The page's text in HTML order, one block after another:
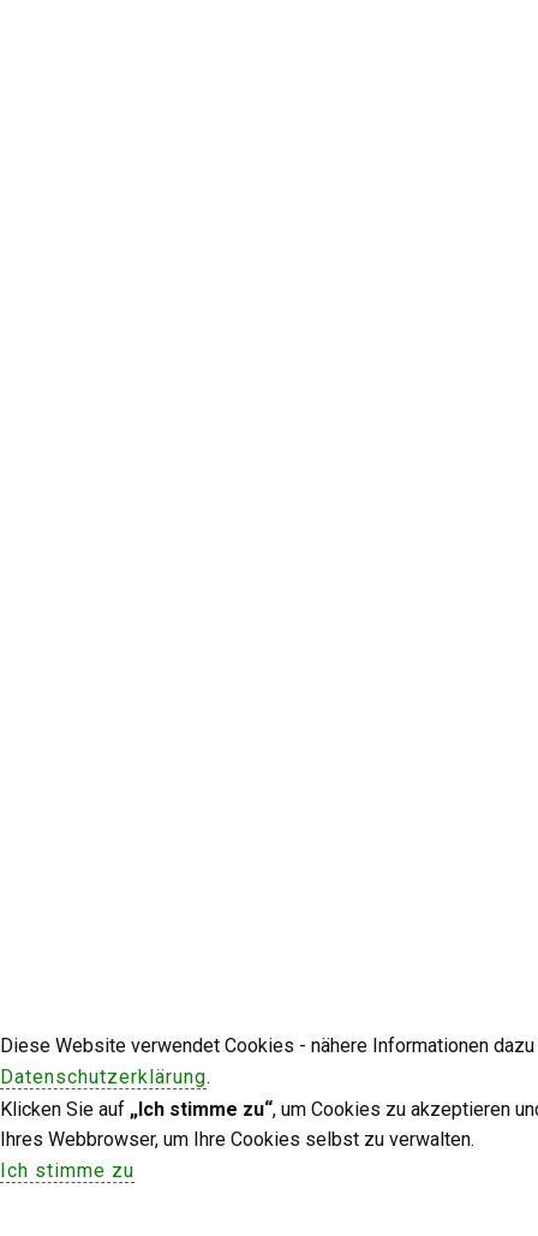
Diese Website verwendet Cookies - nähere Informationen
Datenschutzerklärung.
Klicken Sie auf „Ich stimme zu“, um Cookies zu akzeptieren
Ihres Webbrowser, um Ihre Cookies selbst zu verwalten.
Ich stimme zu